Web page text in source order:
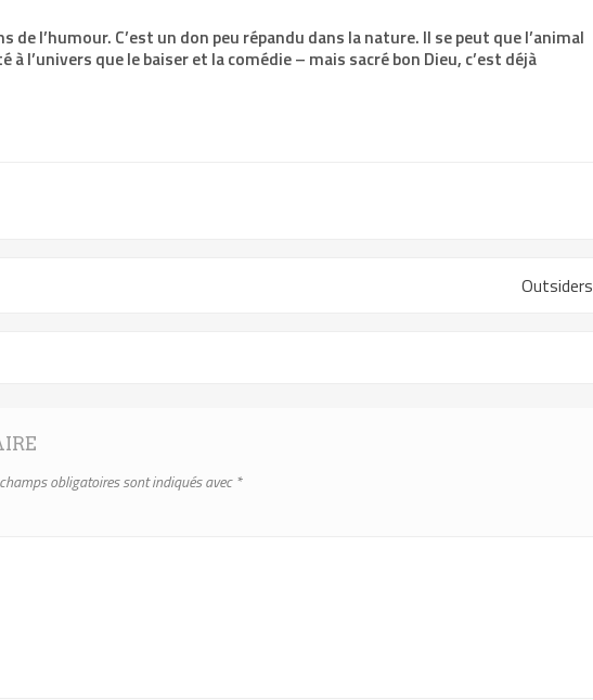
de l’humour. C’est un don peu répandu dans la nature. Il se peut que l’animal
l’univers que le baiser et la comédie – mais sacré bon Dieu, c’est déjà
Outsiders
obligatoires sont indiqués avec*